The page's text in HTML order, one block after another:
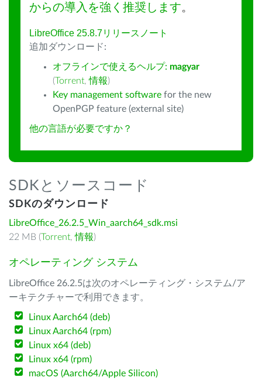
からの導入を強く推奨します。
LibreOffice 25.8.7リリースノート
追加ダウンロード:
オフラインで使えるヘルプ: magyar
(Torrent,情報)
Key management software for the new
OpenPGP feature (external site)
他の言語が必要ですか？
SDKとソースコード
SDKのダウンロード
LibreOffice_26.2.5_Win_aarch64_sdk.msi
22 MB (Torrent,情報)
オペレーティング システム
LibreOffice 26.2.5は次のオペレーティング・システム/ア
ーキテクチャーで利用できます。
Linux Aarch64 (deb)
Linux Aarch64 (rpm)
Linux x64 (deb)
Linux x64 (rpm)
macOS (Aarch64/Apple Silicon)